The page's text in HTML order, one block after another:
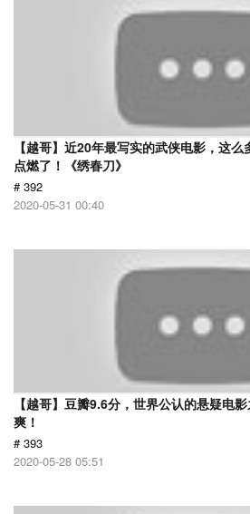
【越哥】近20年最写实的武侠电影，这
点燃了！《绣春刀》
# 392
2020-05-31 00:40
【越哥】豆瓣9.6分，世界公认的悬疑电
爽！
# 393
2020-05-28 05:51